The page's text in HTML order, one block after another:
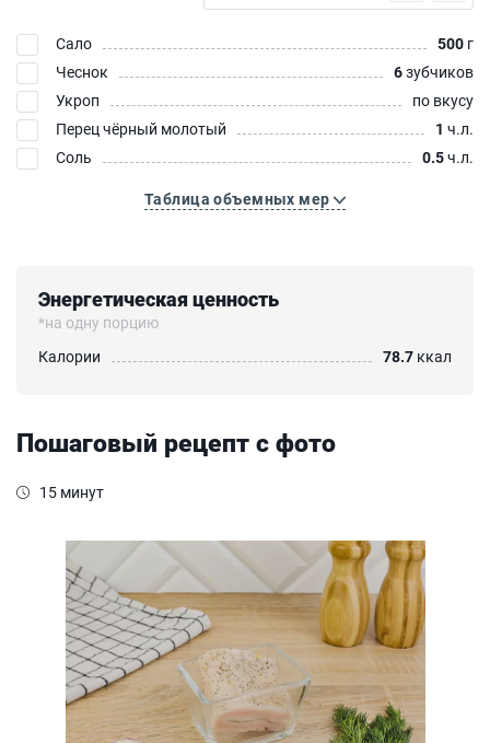
Сало 500 г
Чеснок
6зубчиков
Укроп
по вкусу
Перец чёрный молотый
1 ч.л.
Соль
0.5ч.л.
Таблица объемных мер
Энергетическая ценность
*на одну порцию
Калории
78.7 ккал
Пошаговый рецепт с фото
15 минут